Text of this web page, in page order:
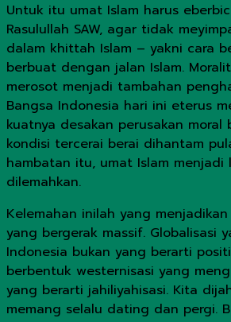
Untuk itu umat Islam harus
Rasulullah SAW, agar tidak
dalam khittah Islam – yakni cara
berbuat dengan jalan Islam.
merosot menjadi tambahan
Bangsa Indonesia hari ini eterus
kuatnya desakan perusakan moral
kondisi tercerai berai dihantam
hambatan itu, umat Islam menjadi
dilemahkan.
Kelemahan inilah yang
yang bergerak massif. Globalisasi
Indonesia bukan yang berarti
berbentuk westernisasi yang
yang berarti jahiliyahisasi. Kita
memang selalu dating dan pergi.